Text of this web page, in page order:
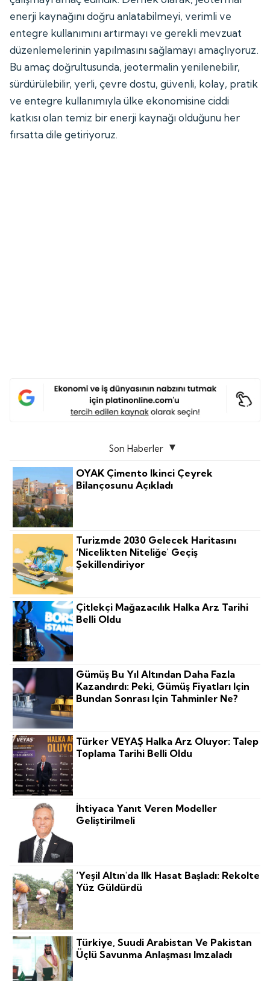
enerji kaynağını doğru anlatabilmeyi, verimli ve
entegre kullanımını artırmayı ve gerekli mevzuat
düzenlemelerinin yapılmasını sağlamayı amaçlıyoruz.
Bu amaç doğrultusunda, jeotermalin yenilenebilir,
sürdürülebilir, yerli, çevre dostu, güvenli, kolay, pratik
ve entegre kullanımıyla ülke ekonomisine ciddi
katkısı olan temiz bir enerji kaynağı olduğunu her
fırsatta dile getiriyoruz.
Son Haberler
OYAK Çimento Ikinci Çeyrek
Bilançosunu Açıkladı
Turizmde 2030 Gelecek Haritasını
‘nicelikten Niteliğe' Geçiş
Şekillendiriyor
Çitlekçi Mağazacılık Halka Arz Tarihi
Belli Oldu
Gümüş Bu Yıl Altından Daha Fazla
Kazandırdı: Peki, Gümüş Fiyatları Için
Bundan Sonrası Için Tahminler Ne?
Türker VEYAŞ Halka Arz Oluyor: Talep
Toplama Tarihi Belli Oldu
İhtiyaca Yanıt Veren Modeller
Geliştirilmeli
‘Yeşil Altın'da Ilk Hasat Başladı: Rekolte
Yüz Güldürdü
Türkiye, Suudi Arabistan Ve Pakistan
Üçlü Savunma Anlaşması Imzaladı